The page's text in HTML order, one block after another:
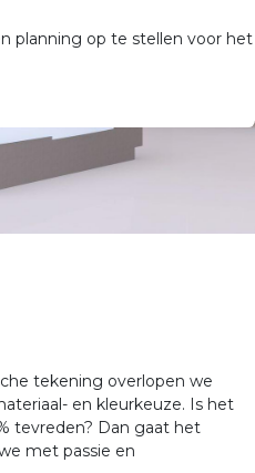
planning op te stellen voor het
tekening overlopen we
en kleurkeuze. Is het
tevreden? Dan gaat het
met passie en